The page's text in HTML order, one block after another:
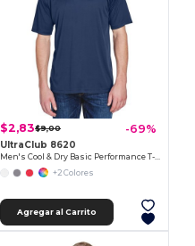
$2,83$9,00 -69%
UltraClub 8620
Men's Cool & Dry Basic Performance T-Shirt
+2 Colores
Agregar al Carrito